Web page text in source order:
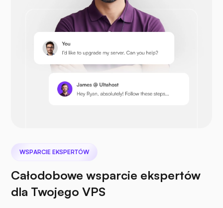
Prestashop
Plik morski
WSPARCIE EKSPERTÓW
Całodobowe wsparcie ekspertów
dla Twojego VPS